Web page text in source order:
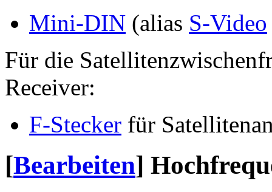
Mini-DIN (alias S-Video
Für die
Receiver:
F-Stecker für
[Bearbeiten]